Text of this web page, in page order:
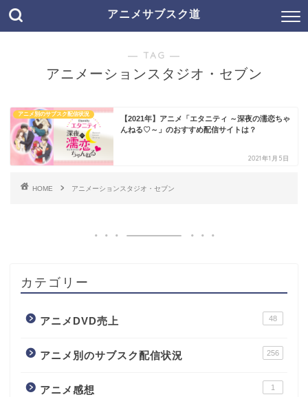
アニメサブスク道
― TAG ―
アニメーションスタジオ・セブン
アニメ別のサブスク配信状況
【2021年】アニメ「エタニティ ～深夜の濡恋ちゃ
んねる♡～」のおすすめ配信サイトは？
2021年1月5日
HOME アニメーションスタジオ・セブン
カテゴリー
アニメDVD売上 48
アニメ別のサブスク配信状況 256
アニメ感想 1